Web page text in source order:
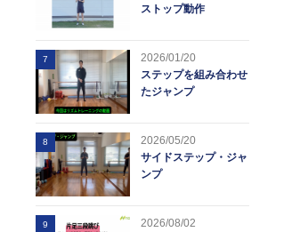
ストップ動作
7
2026/01/20
ステップを組み合わせ
たジャンプ
8
2026/05/20
サイドステップ・ジャ
ンプ
9
2026/08/02